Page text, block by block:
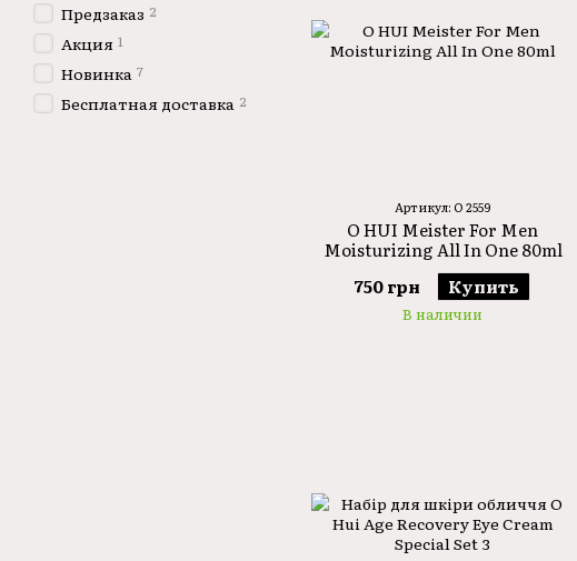
Артикул: O 2559
O HUI Meister For Men
Moisturizing All In One 80ml
750 грн
Купить
В наличии
Предзаказ 2
Акция 1
Новинка 7
Бесплатная доставка 2